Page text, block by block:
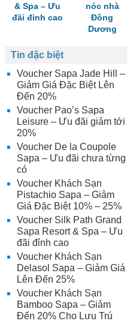
& Spa – Ưu
đãi đỉnh cao
nóc nhà
Đông
Dương
Tin đặc biệt
Voucher Sapa Jade Hill –
Giảm Giá Đặc Biệt Lên
Đến 20%
Voucher Pao’s Sapa
Leisure – Ưu đãi giảm tới
20%
Voucher De la Coupole
Sapa – Ưu đãi chưa từng
có
Voucher Khách Sạn
Pistachio Sapa – Giảm
Giá Đặc Biệt 10% – 25%
Voucher Silk Path Grand
Sapa Resort & Spa – Ưu
đãi đỉnh cao
Voucher Khách Sạn
Delasol Sapa – Giảm Giá
Lên Đến 25%
Voucher Khách Sạn
Bamboo Sapa – Giảm
Đến 20% Cho Lưu Trú